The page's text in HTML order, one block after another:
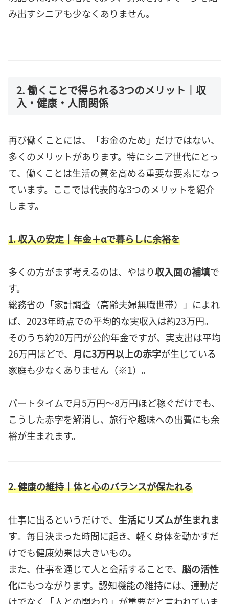
み出すシニアも少なくありません。
2. 働くことで得られる3つのメリット｜収
入・健康・人間関係
再び働くことには、「お金のため」だけではない、
多くのメリットがあります。特にシニア世代にとっ
て、働くことは生活の質を高める重要な要素になっ
ています。ここでは代表的な3つのメリットを紹介
します。
1. 収入の安定｜年金＋αで暮らしに余裕を
多くの方がまず考えるのは、やはり収入面の補填で
す。
総務省の「家計調査（高齢夫婦無職世帯）」によれ
ば、2023年時点での平均的な実収入は約23万円。
そのうち約20万円が公的年金ですが、実支出は平均
26万円ほどで、 月に3万円以上の赤字が生じている
家庭も少なくありません（※1）。
パートタイムで月5万円〜8万円ほど稼ぐだけでも、
こうした赤字を解消し、旅行や趣味への出費にも余
裕が生まれます。
2. 健康の維持｜体と心のバランスが保たれる
仕事に出るというだけで、 生活にリズムが生まれま
す。毎日決まった時間に起き、軽く身体を動かすだ
けでも健康効果は大きいもの。
また、仕事を通じて人と会話することで、 脳の活性
化にもつながります。認知機能の維持には、運動だ
けでなく「人との関わり」が重要だと言われていま